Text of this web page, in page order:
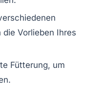
Vorlieben Ihres
Fütterung, um